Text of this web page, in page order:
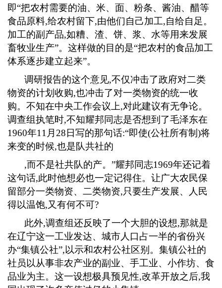
即“把农村需要的油、米、面、粉条、酱油、醋等
食品原料,给农村留下,由他们自己加工,自给自足。
加工的副产品,如糟、渣、饼、浆、水等用来发展
畜牧业生产”。这样做的目的是“把农村的食品加工
体系逐步建立起来”。
调研报告的这个意见,不仅冲击了政府对二类
物资的计划收购,也冲击了对一类物资的统一收
购。不知在中央工作会议上,对此建议有无争论。
调查组执笔时,不知耀邦同志是否想到了毛泽东在
1960年11 月 28 日写的那句话:“即使(公社所有制 )将
来变的时候,也是队共社的
,而不是社共队的产。”耀邦同志1969年还记着
这句话,此时他想必也一定记得住。让广大农民保
留部分一类物资、二类物资,只要生产发展、人民
得以温饱,又有何不可?
此外,调查组还反映了一个大胆的设想,那就是
在辽宁这一工业发达、城市人口占一半的省份兴
办“集镇公社”,以示和农村公社区别。集镇公社的
社员以从事非农产业的副业、手工业、小作坊、食
品业为主。这一设想极具预见性,改革开放之后,我